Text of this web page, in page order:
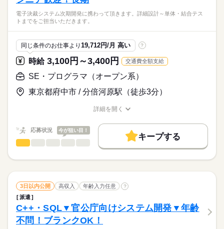
働き方・環境
在宅ワーク
大手企業 ブランクOK
禁煙・分煙
活かせるスキル
WEB
プログラム
◎今までの経験が活かせます◎
◎シニア活躍中の職場です。40代、50代、60代活躍中◎
◎長期勤務OK
◎交通費全額支給
◎WEB登録を実施中！まずお気軽にお問い合わせ下さい！
お仕事の特徴
基本特徴
20代活躍
30代活躍 40代活躍 50代活躍 60代歓迎
WEB登録
WEB選考完結
就業時間・曜日
残20未満
Wワーク可 土日祝休
続きを読む
・テスト設計経験
給与 時給
月収45万円～50万円（※スキル・ご経験見合いです）
期間・時間 長期
9：00～18：00
土日がお休みのため、計画が立てやすいのも魅力です♪
>詳しい募集要項をすべて見る
応募する
電子決裁システム次期開発に携わって頂きます。詳細設計～単体・結合テス
トまでをご担当いただきます。
同じ条件のお仕事より 19,712円/月 高い ?
時給3,100円～3,400円 交通費全額支給
SE・プログラマ（オープン系）
東京都府中市 / 分倍河原駅（徒歩3分）
多い年齢層 低い
男女の割合 男性 女性
仕事の仕方
職場の様子 しずか
業界 IT・通信関連
SE・プログラマ（オープン系）
応募資格
C#を用いたWebシステム開発経験
詳細を開く
応募状況 今が狙い目！
キープする
3日以内公開 高収入 年齢入力任意 ?
派遣
C++・SQL▼官公庁向けシステム開発▼年齢
不問！ブランクOK！